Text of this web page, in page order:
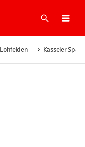
Suche
Lohfelden Kasseler